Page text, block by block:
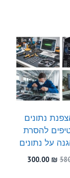
נתונים
להסרת
על נתונים
המחיר
300.00 ₪
המחיר